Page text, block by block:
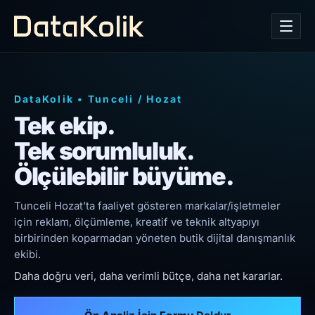
DataKolik • Tunceli / Hozat
Tek ekip.
Tek sorumluluk.
Ölçülebilir büyüme.
Tunceli Hozat’ta faaliyet gösteren markalar/işletmeler
için reklam, ölçümleme, kreatif ve teknik altyapıyı
birbirinden koparmadan yöneten butik dijital danışmanlık
ekibi.
Daha doğru veri, daha verimli bütçe, daha net kararlar.